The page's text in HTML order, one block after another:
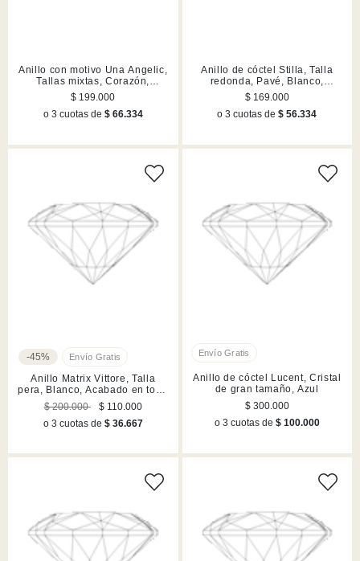
Anillo con motivo Una Angelic,
Tallas mixtas, Corazón,
Blanco, Acabado en rodio
$ 199.000
o 3 cuotas de $ 66.334
Anillo de cóctel Stilla, Talla
redonda, Pavé, Blanco,
Acabado en tono plateado
$ 169.000
o 3 cuotas de$ 56.334
-45%
Anillo Matrix Vittore, Talla
pera, Blanco, Acabado en tono
oro rosa
$ 200.000
$ 110.000
o 3 cuotas de $ 36.667
Anillo de cóctel Lucent, Cristal
de gran tamaño, Azul
$ 300.000
o 3 cuotas de $ 100.000